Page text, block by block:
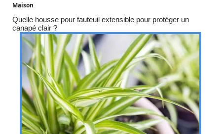
Maison
Quelle housse pour fauteuil extensible pour protéger un
canapé clair ?